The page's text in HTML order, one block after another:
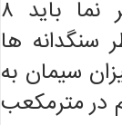
طول و ضخامت بند کشی آجر نما باید ۸
قطر سنگدانه ها
میزان سیمان به
باید ۴۰۰ کیلوگرم در مترمکعب